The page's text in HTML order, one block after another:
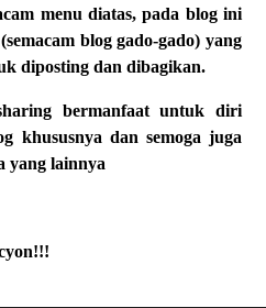
menu diatas, pada blog ini
blog gado-gado) yang
diposting dan dibagikan.
bermanfaat untuk diri
khususnya dan semoga juga
yang lainnya